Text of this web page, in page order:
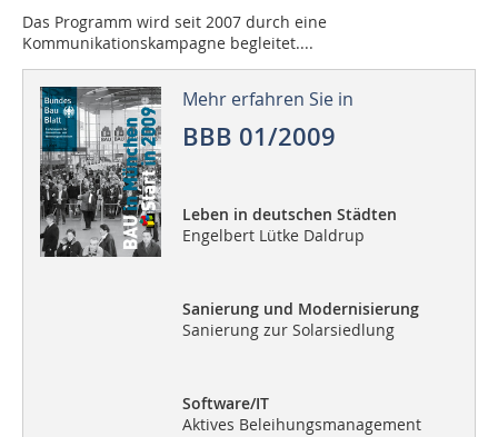
Das Programm wird seit 2007 durch eine
Kommunikationskampagne begleitet....
Mehr erfahren Sie in
BBB 01/2009
Leben in deutschen Städten
Engelbert Lütke Daldrup
Sanierung und Modernisierung
Sanierung zur Solarsiedlung
Software/IT
Aktives Beleihungsmanagement